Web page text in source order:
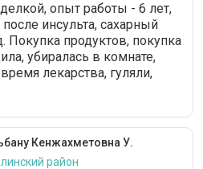
опыт работы - 6 лет,
инсульта, сахарный
Покупка продуктов, покупка
убиралась в комнате,
лекарства, гуляли,
Кенжахметовна У.
район